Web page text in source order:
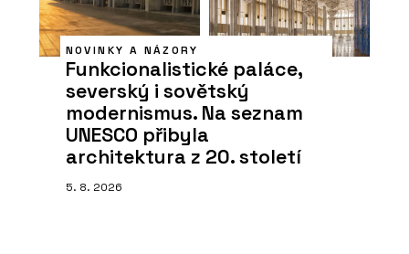
NOVINKY A NÁZORY
Funkcionalistické paláce,
severský i sovětský
modernismus. Na seznam
UNESCO přibyla
architektura z 20. století
5. 8. 2026